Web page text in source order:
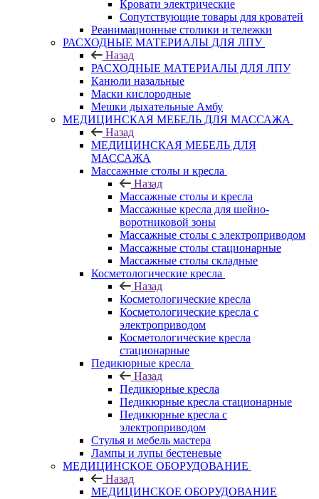
Кровати электрические
Сопутствующие товары для кроватей
Реанимационные столики и тележки
РАСХОДНЫЕ МАТЕРИАЛЫ ДЛЯ ЛПУ
Назад
РАСХОДНЫЕ МАТЕРИАЛЫ ДЛЯ ЛПУ
Канюли назальные
Маски кислородные
Мешки дыхательные Амбу
МЕДИЦИНСКАЯ МЕБЕЛЬ ДЛЯ МАССАЖА
Назад
МЕДИЦИНСКАЯ МЕБЕЛЬ ДЛЯ
МАССАЖА
Массажные столы и кресла
Назад
Массажные столы и кресла
Массажные кресла для шейно-
воротниковой зоны
Массажные столы с электроприводом
Массажные столы стационарные
Массажные столы складные
Косметологические кресла
Назад
Косметологические кресла
Косметологические кресла с
электроприводом
Косметологические кресла
стационарные
Педикюрные кресла
Назад
Педикюрные кресла
Педикюрные кресла стационарные
Педикюрные кресла с
электроприводом
Стулья и мебель мастера
Лампы и лупы бестеневые
МЕДИЦИНСКОЕ ОБОРУДОВАНИЕ
Назад
МЕДИЦИНСКОЕ ОБОРУДОВАНИЕ